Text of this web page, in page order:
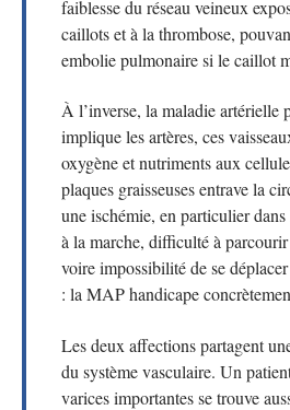
faiblesse du réseau veineux
caillots et à la thrombose,
embolie pulmonaire si le caillot
À l’inverse, la maladie artérielle
implique les artères, ces
oxygène et nutriments aux
plaques graisseuses entrave la
une ischémie, en particulier
à la marche, difficulté à
voire impossibilité de se déplacer
: la MAP handicape
Les deux affections partagent
du système vasculaire. Un
varices importantes se trouve